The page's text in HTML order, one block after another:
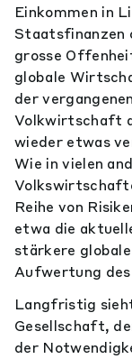
Einkommen in
Staatsfinanzen
grosse
globale
der
Volkwirtschaft
wieder etwas
Wie in vielen
Reihe von
etwa die
stärkere
Aufwertung des
Langfristig
Gesellschaft,
der